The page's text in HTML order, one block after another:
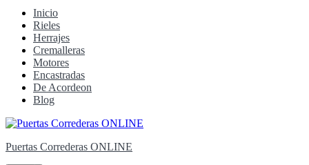
Inicio
Rieles
Herrajes
Cremalleras
Motores
Encastradas
De Acordeon
Blog
Puertas Correderas ONLINE